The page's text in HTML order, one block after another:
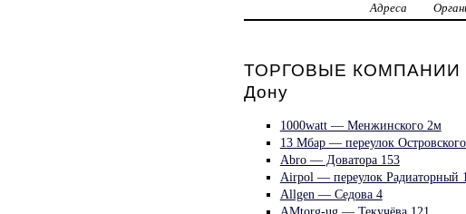
Адреса
ТОРГОВЫЕ КОМПАНИИ
Дону
1000watt — Менжинского 2м
13 Мбар — переулок
Abro — Доватора 153
Airpol — переулок Радиаторный
Allgen — Седова 4
AMtorg-ug — Текучёва 121